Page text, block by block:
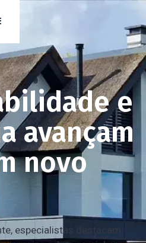
e
avançam
novo
especialistas destacam